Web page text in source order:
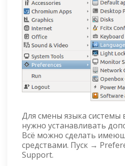
Для смены языка системы
нужно устанавливать
Всё можно сделать
средствами. Пуск →
Support.